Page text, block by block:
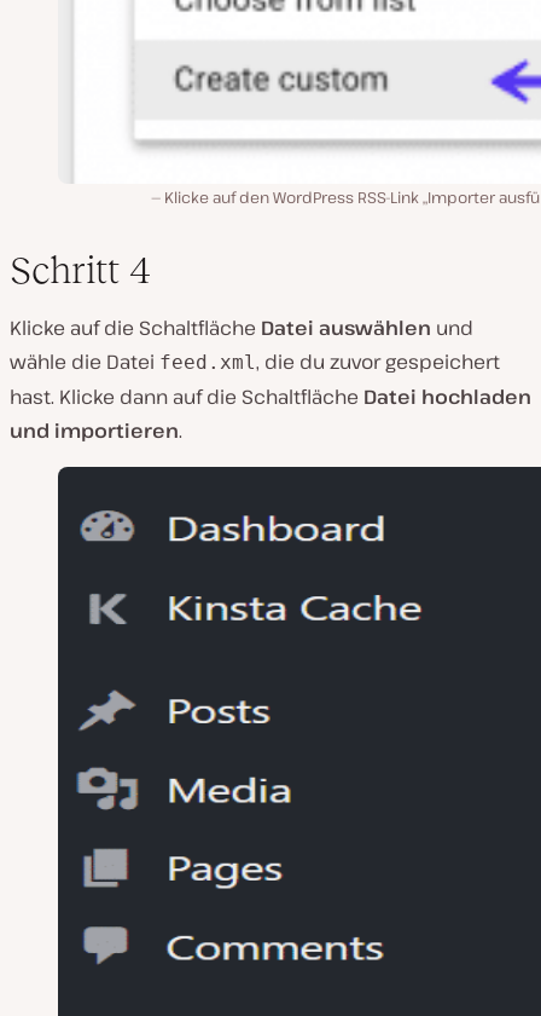
Klicke auf den WordPress RSS-Link „Importer
Schritt 4
Klicke auf die Schaltfläche Datei auswählen und
wähle die Datei feed.xml , die du zuvor gespeichert
hast. Klicke dann auf die Schaltfläche Datei hochladen
und importieren.